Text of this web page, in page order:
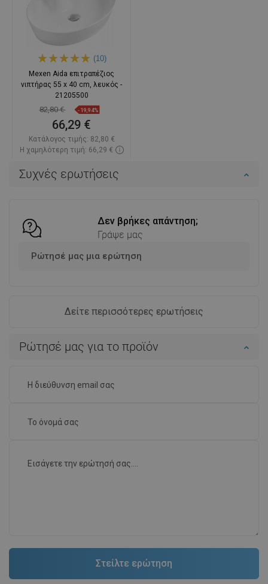
Συχνές ερωτήσεις
Δεν βρήκες απάντηση;
Γράψε μας
Ρώτησέ μας μια ερώτηση
Δείτε περισσότερες ερωτήσεις
Ρώτησέ μας για το προϊόν
(10)
Mexen Aida επιτραπέζιος
νιπτήρας 55 x 40 cm, λευκός -
21205500
82,80 € -19,94%
66,29 €
Κατάλογος τιμής: 82,80 €
Η χαμηλότερη τιμή: 66,29 €